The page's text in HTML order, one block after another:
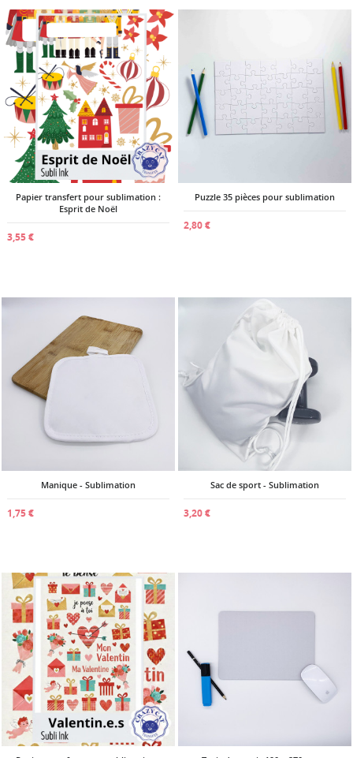
Papier transfert pour sublimation :
Esprit de Noël
3,55 €
Puzzle 35 pièces pour sublimation
2,80 €
Manique - Sublimation
1,75 €
Sac de sport - Sublimation
3,20 €